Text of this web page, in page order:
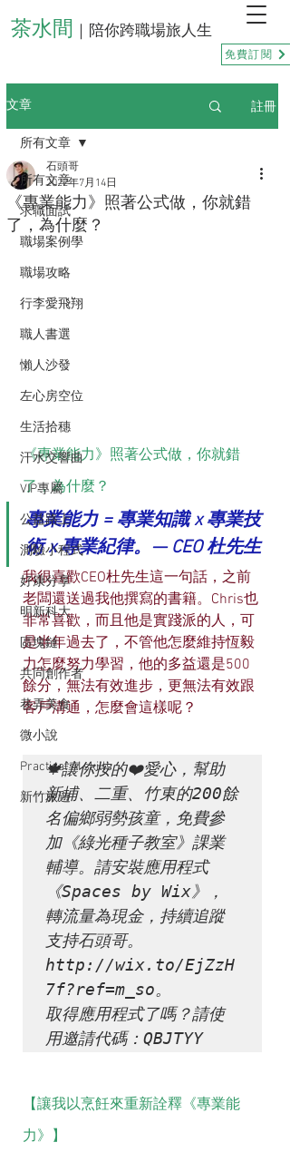
茶水間 ｜陪你跨職場旅人生
免費訂閱
文章 註冊
所有文章
求職面試
職場案例學
職場攻略
行李愛飛翔
職人書選
懶人沙發
左心房空位
生活拾穗
汗水交響曲
VIP專屬
公益路上
測驗小程式
好康分享
明新科大
區塊鏈
共同創作者
巷弄美食
微小說
Practical AI skills
新竹旅遊
所有文章
《專業能力》照著公式做，你就錯
了，為什麼？
石頭哥
2022年7月14日
《專業能力》照著公式做，你就錯
了，為什麼？
專業能力 = 專業知識 x 專業技
術 x 專業紀律。— CEO 杜先生
我很喜歡CEO杜先生這一句話，之前
老闆還送過我他撰寫的書籍。Chris也
非常喜歡，而且他是實踐派的人，可
是半年過去了，不管他怎麼維持恆毅
力怎麼努力學習，他的多益還是500
餘分，無法有效進步，更無法有效跟
客戶溝通，怎麼會這樣呢？
🍁讓你按的❤️愛心，幫助
新埔、二重、竹東的200餘
名偏鄉弱勢孩童，免費參
加《綠光種子教室》課業
輔導。請安裝應用程式
《Spaces by Wix》，
轉流量為現金，持續追蹤
支持石頭哥。
http://wix.to/EjZzH
7f?ref=m_so。
取得應用程式了嗎？請使
用邀請代碼：QBJTYY
【讓我以烹飪來重新詮釋《專業能
力》】